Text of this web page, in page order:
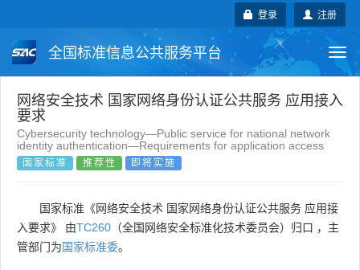
注册
登录
全国标准信息公共服务平台
国家标准 行业标准 地方标准
团体标准 企业标准 国际标准
网络安全技术 国家网络身份认证公共服务 应用接入
要求
Cybersecurity technology—Public service for national network
identity authentication—Requirements for application access
国家标准 推荐性 即将实施
国家标准《网络安全技术 国家网络身份认证公共服务 应用接
入要求》 由TC260 （全国网络安全标准化技术委员会）归口 ，主
管部门为国家标准委。